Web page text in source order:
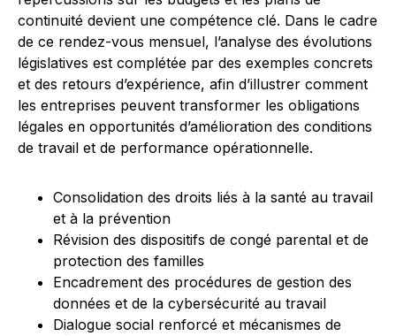
continuité devient une compétence clé. Dans le cadre
de ce rendez-vous mensuel, l’analyse des évolutions
législatives est complétée par des exemples concrets
et des retours d’expérience, afin d’illustrer comment
les entreprises peuvent transformer les obligations
légales en opportunités d’amélioration des conditions
de travail et de performance opérationnelle.
Consolidation des droits liés à la santé au travail
et à la prévention
Révision des dispositifs de congé parental et de
protection des familles
Encadrement des procédures de gestion des
données et de la cybersécurité au travail
Dialogue social renforcé et mécanismes de